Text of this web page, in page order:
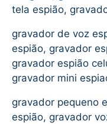
tela espião,
gravador de voz
espião, gravador
gravador espião
gravador mini
gravador pequeno
espião, gravador